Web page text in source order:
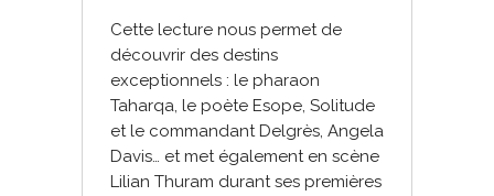
Cette lecture nous permet de
découvrir des destins
exceptionnels : le pharaon
Taharqa, le poète Esope, Solitude
et le commandant Delgrès, Angela
Davis… et met également en scène
Lilian Thuram durant ses premières